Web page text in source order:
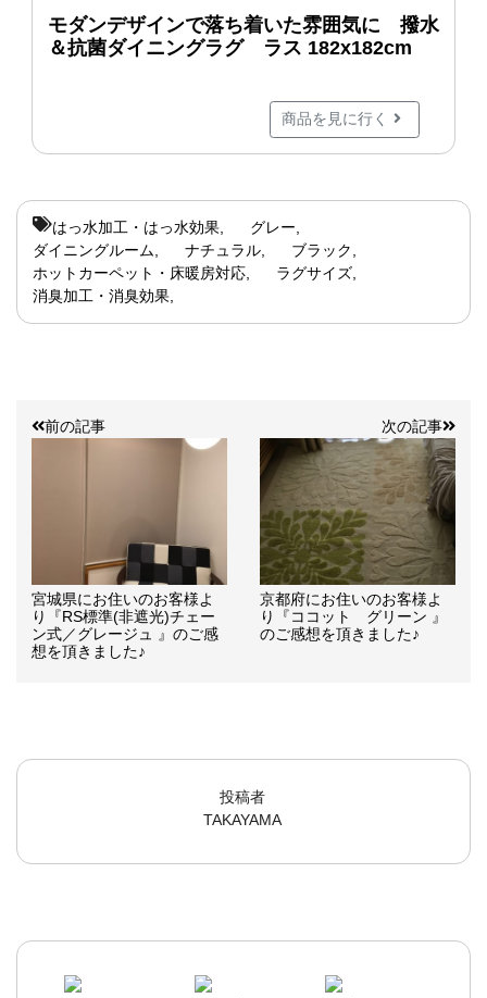
モダンデザインで落ち着いた雰囲気に 撥水
＆抗菌ダイニングラグ ラス 182x182cm
商品を見に行く
はっ水加工・はっ水効果
グレー
ダイニングルーム
ナチュラル
ブラック
ホットカーペット・床暖房対応
ラグサイズ
消臭加工・消臭効果
前の記事
宮城県にお住いのお客様よ
り『RS標準(非遮光)チェー
ン式／グレージュ 』のご感
想を頂きました♪
次の記事
京都府にお住いのお客様よ
り『ココット グリーン 』
のご感想を頂きました♪
投稿者
TAKAYAMA